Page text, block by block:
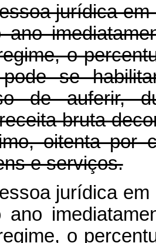
jurídica
ano
o
se
de auferir,
bruta
oitenta por
e serviços.
jurídica
ano
o